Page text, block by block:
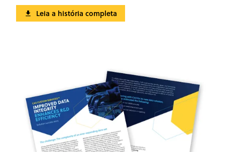
Leia a história completa